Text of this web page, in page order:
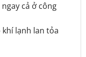
cả ở công
khí lạnh lan tỏa